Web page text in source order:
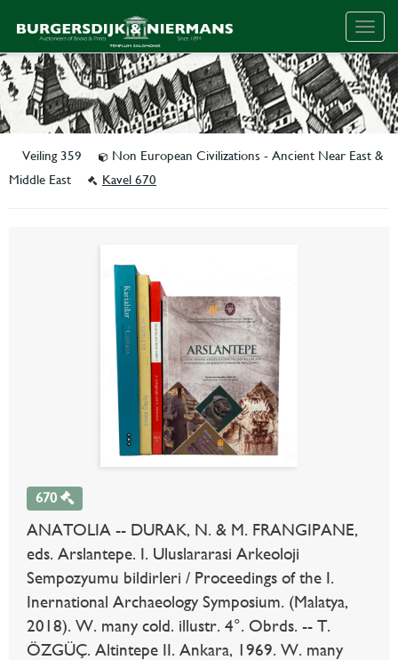
Veiling 359
Non European Civilizations - Ancient Near East &
Middle East
Kavel 670
670
ANATOLIA -- DURAK, N. & M. FRANGIPANE,
eds. Arslantepe. I. Uluslararasi Arkeoloji
Sempozyumu bildirleri / Proceedings of the I.
Inernational Archaeology Symposium. (Malatya,
2018). W. many cold. illustr. 4°. Obrds. -- T.
ÖZGÜÇ. Altintepe II. Ankara, 1969. W. many